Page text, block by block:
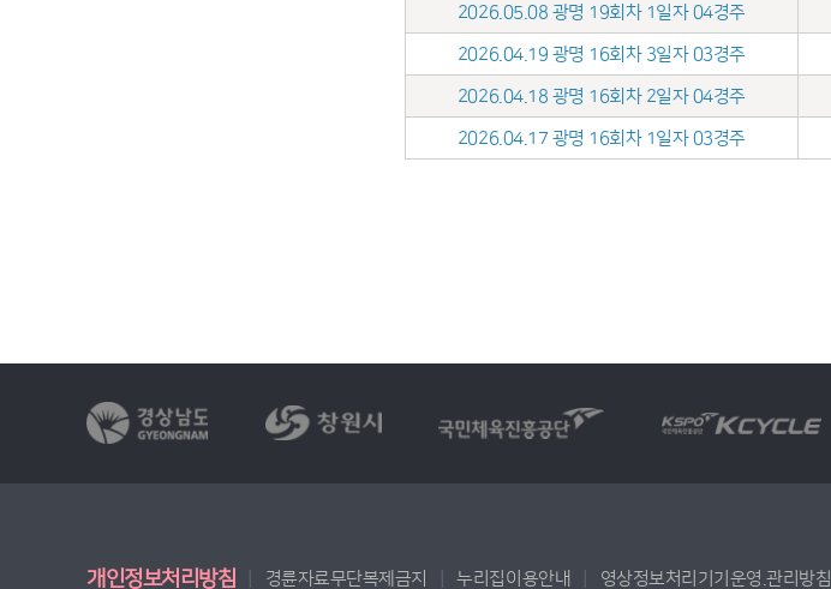
2026.05.08 광명 19회차 1일자 04경주
2026.04.19 광명 16회차 3일자 03경주
2026.04.18 광명 16회차 2일자 04경주
2026.04.17 광명 16회차 1일자 03경주
개인정보처리방침 경륜자료무단복제금지 누리집이용안내 영상정보처리기기운영.관리방침